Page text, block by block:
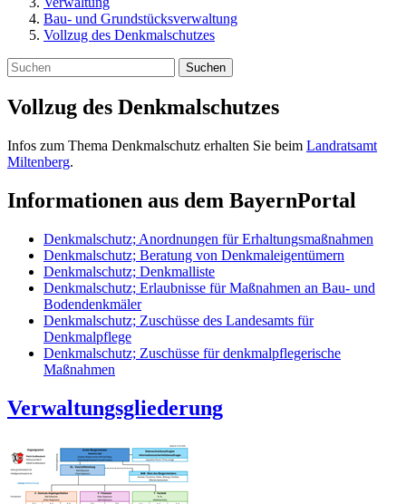
Bau- und Grundstücksverwaltung
Vollzug des Denkmalschutzes
Suchen
Vollzug des Denkmalschutzes
Infos zum Thema Denkmalschutz erhalten Sie beim Landratsamt
Miltenberg.
Informationen aus dem BayernPortal
Denkmalschutz; Anordnungen für Erhaltungsmaßnahmen
Denkmalschutz; Beratung von Denkmaleigentümern
Denkmalschutz; Denkmalliste
Denkmalschutz; Erlaubnisse für Maßnahmen an Bau- und
Bodendenkmäler
Denkmalschutz; Zuschüsse des Landesamts für
Denkmalpflege
Denkmalschutz; Zuschüsse für denkmalpflegerische
Maßnahmen
Verwaltungsgliederung